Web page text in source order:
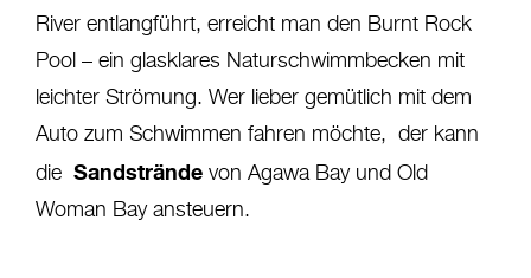
River entlangführt, erreicht man den Burnt Rock
Pool – ein glasklares Naturschwimmbecken mit
leichter Strömung. Wer lieber gemütlich mit dem
Auto zum Schwimmen fahren möchte, der kann
die Sandstrände von Agawa Bay und Old
Woman Bay ansteuern.